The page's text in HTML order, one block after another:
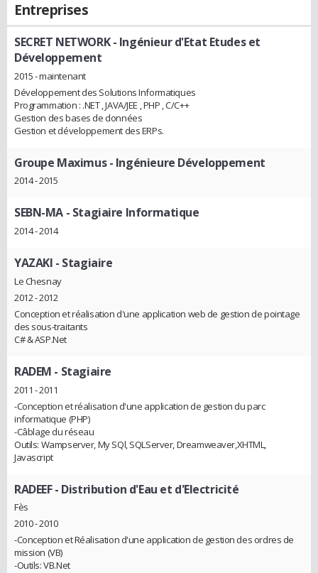
Entreprises
SECRET NETWORK- Ingénieur d'Etat Etudes et
Développement
2015 - maintenant
Développement des Solutions Informatiques
Programmation : .NET , JAVA/JEE , PHP , C/C++
Gestion des bases de données
Gestion et développement des ERPs.
Groupe Maximus- Ingénieure Développement
2014 - 2015
SEBN-MA - Stagiaire Informatique
2014 - 2014
YAZAKI - Stagiaire
Le Chesnay
2012 - 2012
Conception et réalisation d'une application web de gestion de pointage
des sous-traitants
C# & ASP.Net
RADEM - Stagiaire
2011 - 2011
-Conception et réalisation d'une application de gestion du parc
informatique (PHP)
-Câblage du réseau
Outils: Wampserver, My SQl, SQLServer, Dreamweaver,XHTML,
Javascript
RADEEF- Distribution d'Eau et d'Electricité
Fès
2010 - 2010
-Conception et Réalisation d'une application de gestion des ordres de
mission (VB)
-Outils: VB.Net